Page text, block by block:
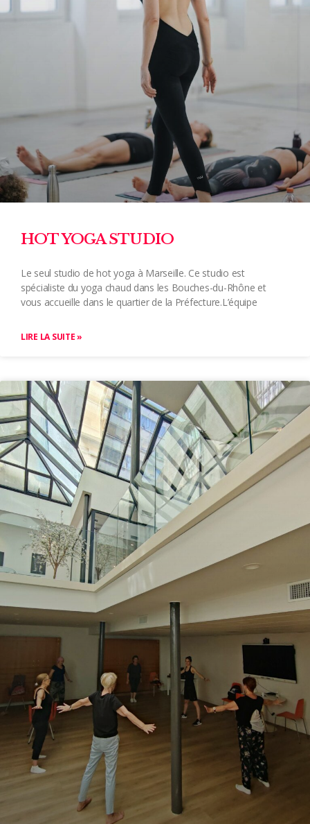
HOT YOGA STUDIO
Le seul studio de hot yoga à Marseille. Ce studio est
spécialiste du yoga chaud dans les Bouches-du-Rhône et
vous accueille dans le quartier de la Préfecture.L’équipe
LIRE LA SUITE »